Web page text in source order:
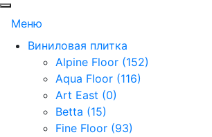
Меню
Виниловая плитка
Alpine Floor (152)
Aqua Floor (116)
Art East (0)
Betta (15)
Fine Floor (93)